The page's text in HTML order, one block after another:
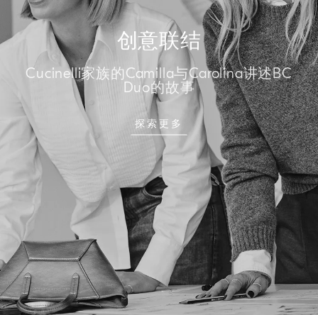
创意联结
Cucinelli家族的Camilla与Carolina讲述BC
Duo的故事
探索更多